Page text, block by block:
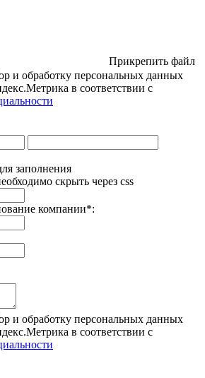
Прикрепить файл
и обработку персональных данных
в соответствии с
заполнения
скрыть через css
компании*:
и обработку персональных данных
в соответствии с